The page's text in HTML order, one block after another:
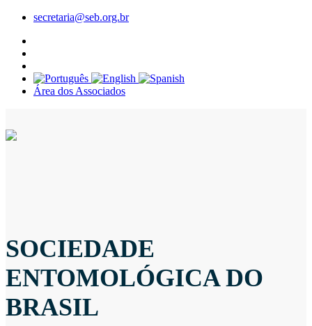
secretaria@seb.org.br
Área dos Associados
SOCIEDADE
ENTOMOLÓGICA DO
BRASIL